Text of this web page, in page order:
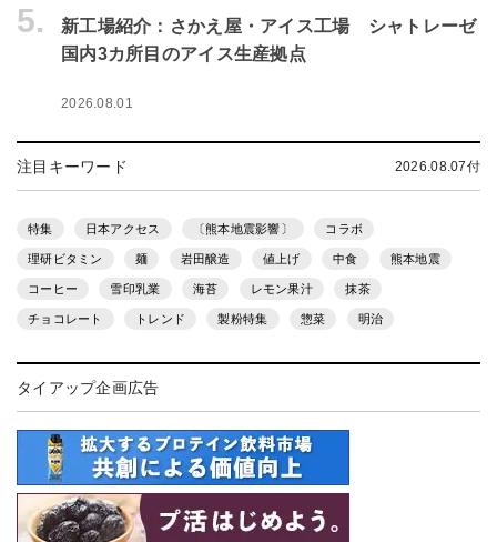
5.
新工場紹介：さかえ屋・アイス工場 シャトレーゼ
国内3カ所目のアイス生産拠点
2026.08.01
注目キーワード 2026.08.07付
特集 日本アクセス 〔熊本地震影響〕 コラボ
理研ビタミン 麺 岩田醸造 値上げ 中食 熊本地震
コーヒー 雪印乳業 海苔 レモン果汁 抹茶
チョコレート トレンド 製粉特集 惣菜 明治
タイアップ企画広告